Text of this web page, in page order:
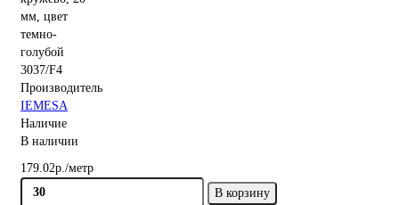
3037/F4
Производитель
IEMESA
Наличие
В наличии
179.02р./метр
В корзину